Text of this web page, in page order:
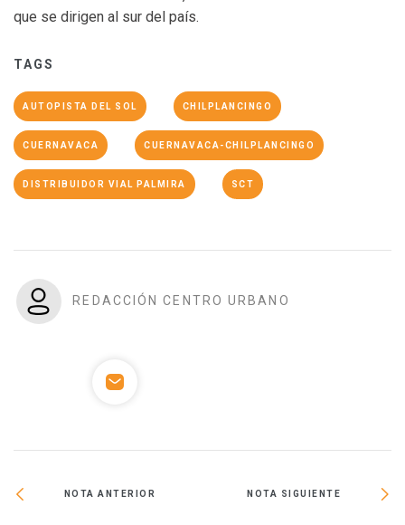
que se dirigen al sur del país.
TAGS
AUTOPISTA DEL SOL CHILPLANCINGO
CUERNAVACA CUERNAVACA-CHILPLANCINGO
DISTRIBUIDOR VIAL PALMIRA SCT
REDACCIÓN CENTRO URBANO
NOTA ANTERIOR NOTA SIGUIENTE